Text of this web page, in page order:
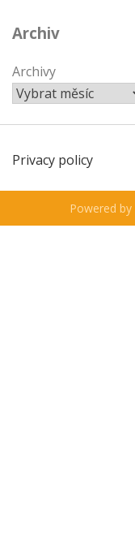
Archiv
Archivy
Privacy policy
Powered by